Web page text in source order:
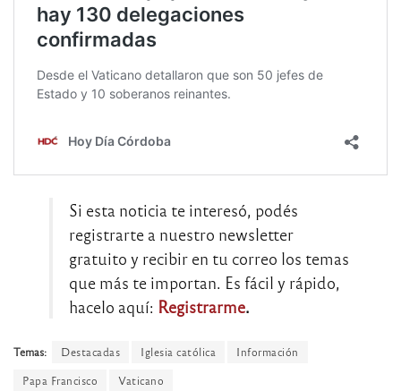
Si esta noticia te interesó, podés
registrarte a nuestro newsletter
gratuito y recibir en tu correo los temas
que más te importan. Es fácil y rápido,
hacelo aquí: Registrarme.
Temas: Destacadas Iglesia católica
Información
Papa Francisco
Vaticano